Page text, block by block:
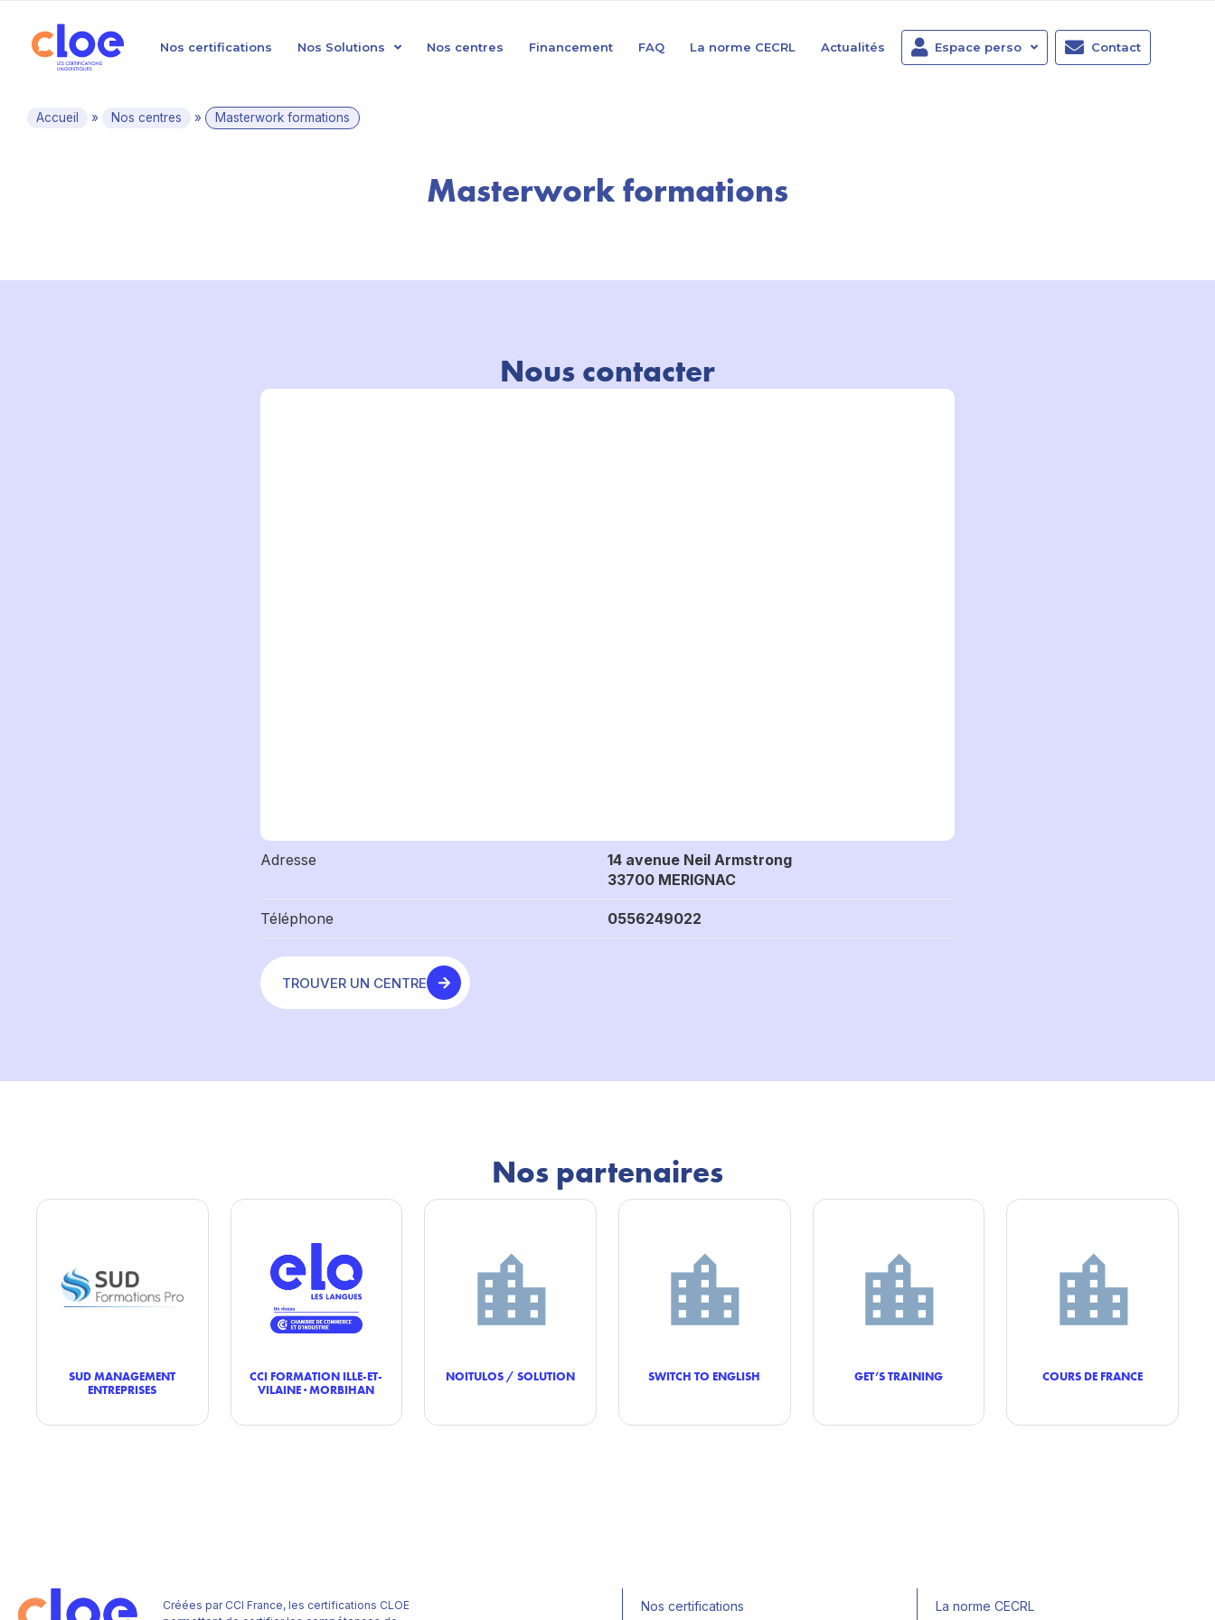
Nos certifications Nos Solutions Nos centres Financement FAQ La norme CECRL Actualités Espace perso Contact
Accueil » Nos centres » Masterwork formations
Masterwork formations
Nous contacter
Adresse
14 avenue Neil Armstrong
33700 MERIGNAC
Téléphone 0556249022
TROUVER UN CENTRE
Nos partenaires
SUD MANAGEMENT
ENTREPRISES
CCI FORMATION ILLE-ET-
VILAINE · MORBIHAN
NOITULOS / SOLUTION SWITCH TO ENGLISH GET’S TRAINING COURS DE FRANCE
Créées par CCI France, les certifications CLOE
Nos certifications La norme CECRL